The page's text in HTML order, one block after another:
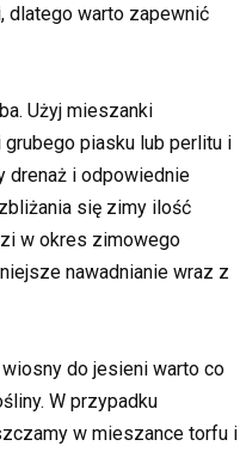
dlatego warto zapewnić
Użyj mieszanki
piasku lub perlitu i
drenaż i odpowiednie
się zimy ilość
w okres zimowego
nawadnianie wraz z
do jesieni warto co
W przypadku
w mieszance torfu i